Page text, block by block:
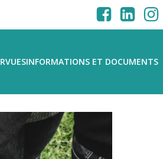
INFORMATIONS ET DOCUMENTS